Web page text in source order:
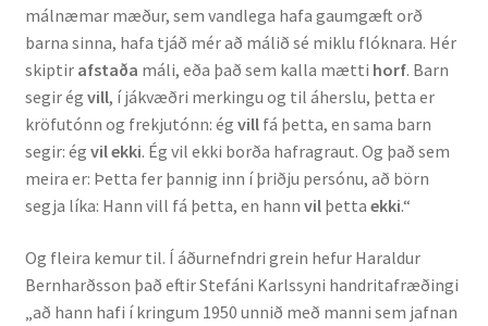
málnæmar mæður, sem vandlega hafa gaumgæft orð
barna sinna, hafa tjáð mér að málið sé miklu flóknara. Hér
skiptir afstaða máli, eða það sem kalla mætti horf. Barn
segir ég vill, í jákvæðri merkingu og til áherslu, þetta er
kröfutónn og frekjutónn: ég villfá þetta, en sama barn
segir: ég vil ekki. Ég vil ekki borða hafragraut. Og það sem
meira er: Þetta fer þannig inn í þriðju persónu, að börn
segja líka: Hann vill fá þetta, en hann vilþetta ekki.“
Og fleira kemur til. Í áðurnefndri grein hefur Haraldur
Bernharðsson það eftir Stefáni Karlssyni handritafræðingi
„að hann hafi í kringum 1950 unnið með manni sem jafnan